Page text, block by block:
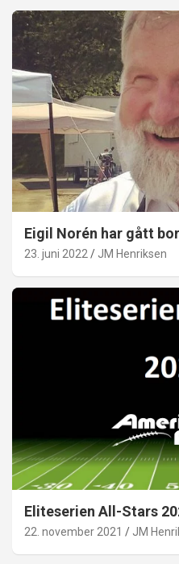
Eigil Norén har gått
23. juni 2022 JM Henriksen
Eliteserien All-Stars
22. november 2021 JM